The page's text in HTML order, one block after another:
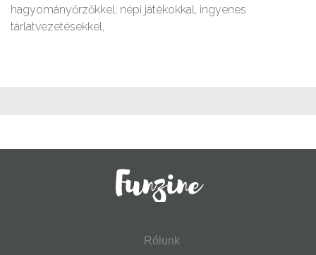
hagyományőrzőkkel, népi játékokkal, ingyenes
tárlatvezetésekkel,
Rólunk